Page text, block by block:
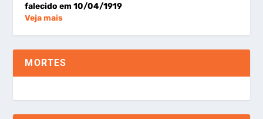
falecido em 10/04/1919
Veja mais
MORTES